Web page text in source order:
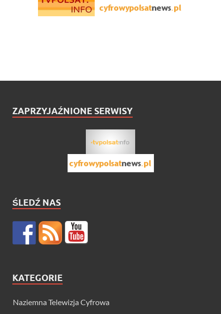
ZAPRZYJAŹNIONE SERWISY
ŚLEDŹ NAS
KATEGORIE
Naziemna Telewizja Cyfrowa